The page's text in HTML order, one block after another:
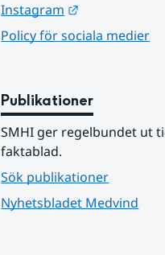
Instagram
Policy för sociala medier
Publikationer
SMHI ger regelbundet ut
faktablad.
Sök publikationer
Nyhetsbladet Medvind